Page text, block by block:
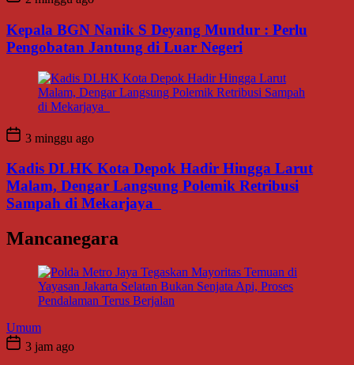
Kepala BGN Nanik S Deyang Mundur : Perlu
Pengobatan Jantung di Luar Negeri
3 minggu ago
Kadis DLHK Kota Depok Hadir Hingga Larut
Malam, Dengar Langsung Polemik Retribusi
Sampah di Mekarjaya
Mancanegara
Umum
3 jam ago